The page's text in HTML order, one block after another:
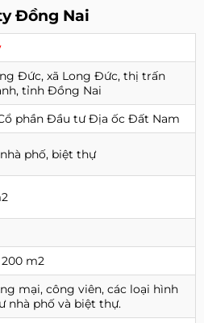
Đồng Nai
Đức, xã Long Đức, thị trấn
tỉnh Đồng Nai
phần Đầu tư Địa ốc Đất Nam
phố, biệt thự
200 m2
mại, công viên, các loại hình
nhà phố và biệt thự.